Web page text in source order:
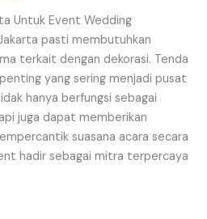
Untuk Event Wedding
pasti membutuhkan
terkait dengan dekorasi. Tenda
yang sering menjadi pusat
hanya berfungsi sebagai
juga dapat memberikan
suasana acara secara
hadir sebagai mitra terpercaya